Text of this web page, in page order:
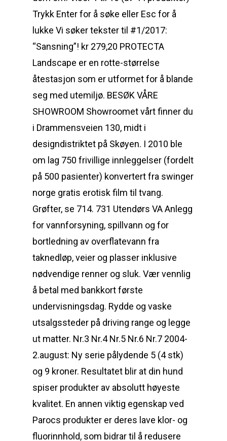
Trykk Enter for å søke eller Esc for å
lukke Vi søker tekster til #1/2017:
“Sansning”! kr 279,20 PROTECTA
Landscape er en rotte-størrelse
åtestasjon som er utformet for å blande
seg med utemiljø. BESØK VÅRE
SHOWROOM Showroomet vårt finner du
i Drammensveien 130, midt i
designdistriktet på Skøyen. I 2010 ble
om lag 750 frivillige innleggelser (fordelt
på 500 pasienter) konvertert fra swinger
norge gratis erotisk film til tvang.
Grøfter, se 714. 731 Utendørs VA Anlegg
for vannforsyning, spillvann og for
bortledning av overflatevann fra
taknedløp, veier og plasser inklusive
nødvendige renner og sluk. Vær vennlig
å betal med bankkort første
undervisningsdag. Rydde og vaske
utsalgssteder på driving range og legge
ut matter. Nr.3 Nr.4 Nr.5 Nr.6 Nr.7 2004-
2.august: Ny serie pålydende 5 (4 stk)
og 9 kroner. Resultatet blir at din hund
spiser produkter av absolutt høyeste
kvalitet. En annen viktig egenskap ved
Parocs produkter er deres lave klor- og
fluorinnhold, som bidrar til å redusere